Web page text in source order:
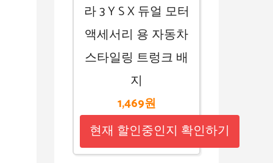
라 3 Y S X 듀얼 모터
액세서리 용 자동차
스타일링 트렁크 배
지
1,469원
현재 할인중인지 확인하기